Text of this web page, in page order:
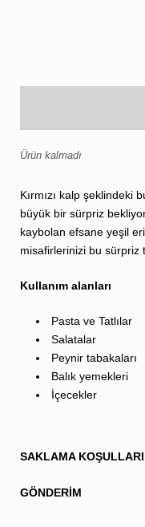
Ürün kalmadı
Kırmızı kalp şeklindeki
büyük bir sürpriz
kaybolan efsane yeşil
misafirlerinizi bu sürpriz
Kullanım alanları
Pasta ve Tatlılar
Salatalar
Peynir tabakaları
Balık yemekleri
İçecekler
SAKLAMA KOŞULLARI
GÖNDERIM